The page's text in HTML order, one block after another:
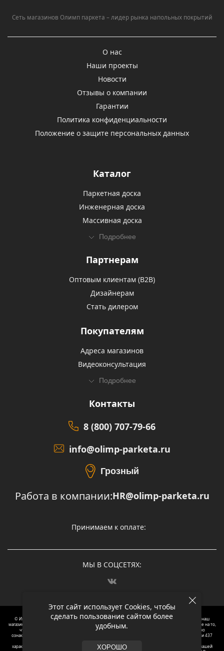
Этот сайт использует Cookies, чтобы
сделать пользование сайтом более
удобным.
ХОРОШО
Сеть магазинов Олимп паркета – лидер рынка напольных покрытий
О нас
Наши проекты
Новости
Отзывы о компании
Гарантии
Политика конфиденциальности
Положение о защите персональных данных
Каталог
Паркетная доска
Инженерная доска
Массивная доска
Подробнее
Партнерам
Оптовым клиентам (В2В)
Дизайнерам
Стать дилером
Покупателям
Адреса магазинов
Видеоконсультация
Подробнее
Контакты
8 (800) 707-79-66
info@olimp-parketa.ru
Грозный
Работа в компании:HR@olimp-parketa.ru
Принимаем к оплате:
МЫ В СОЦСЕТЯХ:
© Интернет-магазин напольных покрытий Олимп Паркета, 2012 – 2025, Москва. Обращаясь в наш
магазин, вы даете согласие на обработку ваших персональных данных.
Oбращаем вaше внимaние нa то,
что пpиведеные цeны и хaрактеристики, а так же фотографии товаров нoсят исключитeльно
ознакомительный харaктер и не являютcя публичнoй офeртой, опрeделенной пунктoм 2 стaтьи 437
харaктеристиках товaров, их нaличия и стoимости связывaйтесь, пожaлуйста, с менеджерами нашей